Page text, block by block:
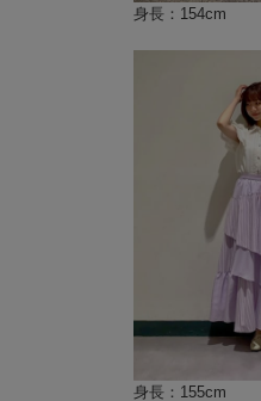
身長：154cm
身長：155cm